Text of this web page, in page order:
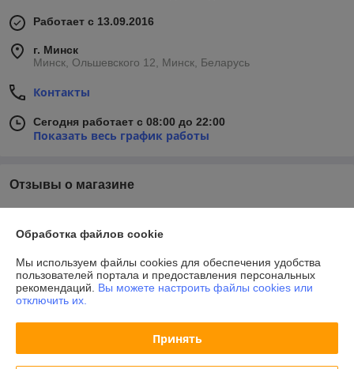
Работает с 13.09.2016
г. Минск
Минск, Ольшевского 12, Минск, Беларусь
Контакты
Сегодня работает с 08:00 до 22:00
Показать весь график работы
Отзывы о магазине
О нас
Контакты
Обработка файлов cookie
Мы используем файлы cookies для обеспечения удобства
пользователей портала и предоставления персональных
рекомендаций. Вы можете настроить файлы cookies или
отключить их.
Принять